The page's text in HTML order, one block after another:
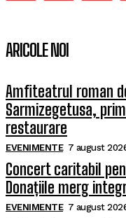
ARICOLE NOI
Amfiteatrul roman
Sarmizegetusa,
restaurare
EVENIMENTE 7 august
Concert caritabil
Donațiile merg
EVENIMENTE 7 august